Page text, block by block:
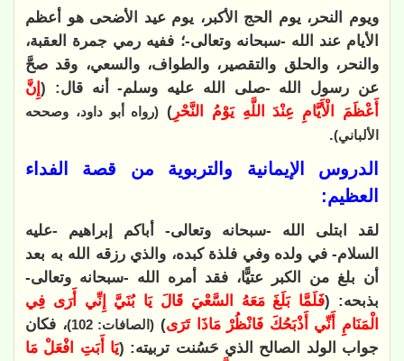
ويوم النحر، يوم الحج الأكبر، يوم عيد الأضحى هو أعظم
الأيام عند الله -سبحانه وتعالى-؛ ففيه رمي جمرة العقبة،
والنحر، والحلق والتقصير، والطواف، والسعي، وقد صحَّ
عن رسول الله -صلى الله عليه وسلم- أنه قال: (إِنَّ
أَعْظَمَ الْأَيَّامِ عِنْدَ اللَّهِ يَوْمُ النَّحْرِ ) (رواه أبو داود، وصححه
الألباني).
الدروس الإيمانية والتربوية من قصة الفداء
العظيم:
لقد ابتلى الله -سبحانه وتعالى- أباكم إبراهيم -عليه
السلام- في ولده وفي فلذة كبده، والذي رزقه الله به بعد
أن بلغ من الكبر عتيًّا، فقد أمره الله -سبحانه وتعالى-
بذبحه: (فَلَمَّا بَلَغَ مَعَهُ السَّعْيَ قَالَ يَا بُنَيَّ إِنِّي أَرَى فِي
الْمَنَامِ أَنِّي أَذْبَحُكَ فَانْظُرْ مَاذَا تَرَى) (الصافات: 102)
، فكان
جواب الولد الصالح الذي حَسُنت تربيته: (يَا أَبَتِ افْعَلْ مَا